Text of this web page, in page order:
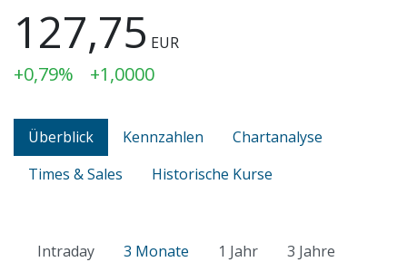
127,75 EUR
+0,79% +1,0000
Überblick Kennzahlen
Chartanalyse
Times & Sales
Historische Kurse
Intraday 3 Monate 1 Jahr
3 Jahre